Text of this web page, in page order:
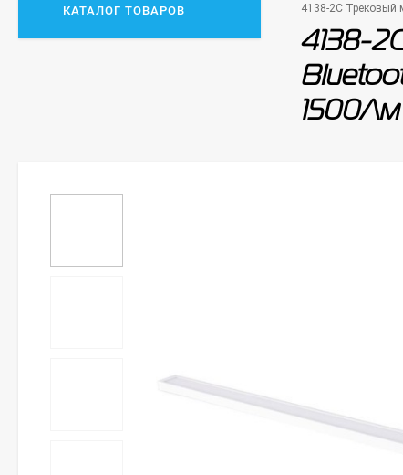
КАТАЛОГ ТОВАРОВ
4138-2C Трековый
4138-
1500Лм